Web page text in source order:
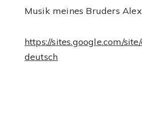
Musik meines Bruders
https://sites.google.com/
deutsch